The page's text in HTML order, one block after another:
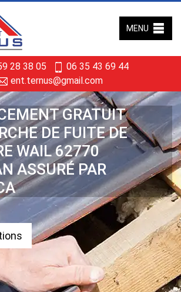
28 38 05
06 35 43 69 44
ent.ternus@gmail.com
MENU
GRATUIT
DE FUITE DE
WAIL 62770
ASSURÉ PAR